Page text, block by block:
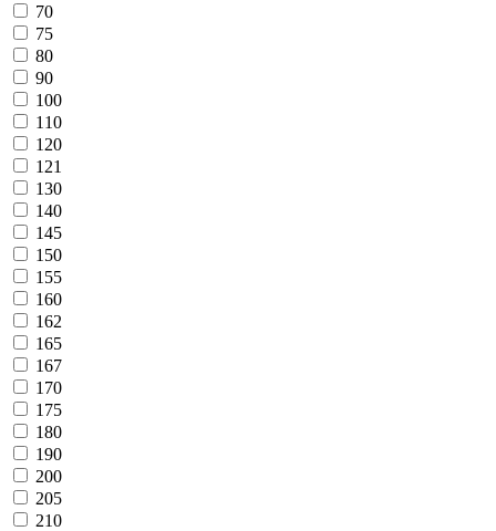
70
75
80
90
100
110
120
121
130
140
145
150
155
160
162
165
167
170
175
180
190
200
205
210